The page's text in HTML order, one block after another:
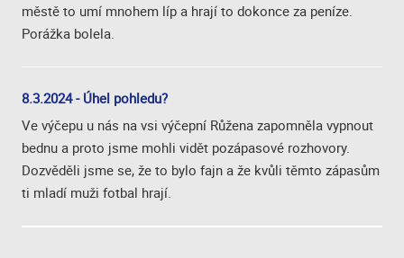
městě to umí mnohem líp a hrají to dokonce za peníze.
Porážka bolela.
8.3.2024 - Úhel pohledu?
Ve výčepu u nás na vsi výčepní Růžena zapomněla vypnout
bednu a proto jsme mohli vidět pozápasové rozhovory.
Dozvěděli jsme se, že to bylo fajn a že kvůli těmto zápasům
ti mladí muži fotbal hrají.